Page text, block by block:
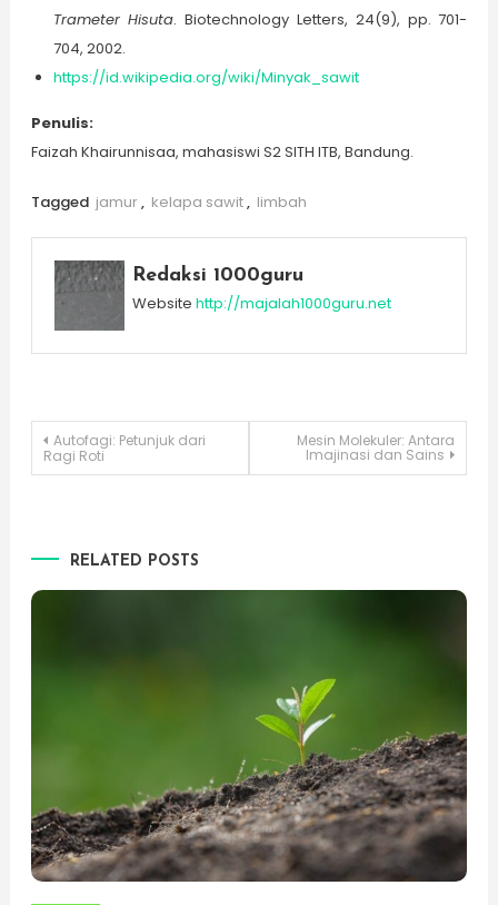
Trameter Hisuta. Biotechnology Letters, 24(9), pp. 701-
704, 2002.
https://id.wikipedia.org/wiki/Minyak_sawit
Penulis:
Faizah Khairunnisaa, mahasiswi S2 SITH ITB, Bandung.
Tagged jamur, kelapa sawit, limbah
Redaksi 1000guru
Website http://majalah1000guru.net
Post
Autofagi: Petunjuk dari
Ragi Roti
Mesin Molekuler: Antara
Imajinasi dan Sains
RELATED POSTS